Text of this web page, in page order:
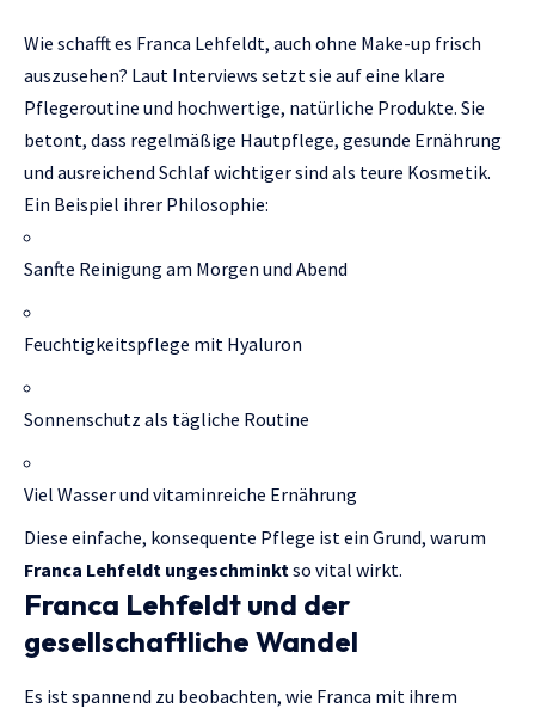
Wie schafft es Franca Lehfeldt, auch ohne Make-up frisch
auszusehen? Laut Interviews setzt sie auf eine klare
Pflegeroutine und hochwertige, natürliche Produkte. Sie
betont, dass regelmäßige Hautpflege, gesunde Ernährung
und ausreichend Schlaf wichtiger sind als teure Kosmetik.
Ein Beispiel ihrer Philosophie:
Sanfte Reinigung am Morgen und Abend
Feuchtigkeitspflege mit Hyaluron
Sonnenschutz als tägliche Routine
Viel Wasser und vitaminreiche Ernährung
Diese einfache, konsequente Pflege ist ein Grund, warum
Franca Lehfeldt ungeschminktso vital wirkt.
Franca Lehfeldt und der
gesellschaftliche Wandel
Es ist spannend zu beobachten, wie Franca mit ihrem